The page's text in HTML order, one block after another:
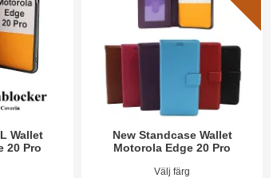
Wallet
20 Pro
New Standcase Wallet
Motorola Edge 20 Pro
Art. nr 42079Välj färg